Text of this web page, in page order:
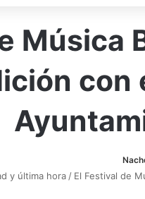
Música
con
y última hora / El Festival de